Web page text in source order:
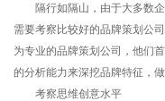
隔行如隔山，由于大多数企
需要考察比较好的品牌策划公
为专业的品牌策划公司，他们
的分析能力来深挖品牌特征，
考察思维创意水平